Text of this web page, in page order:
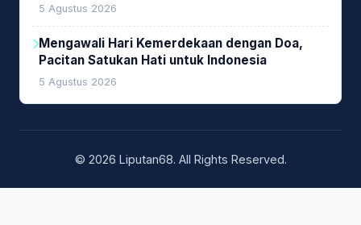
5 Agustus 2026
Mengawali Hari Kemerdekaan dengan Doa,
Pacitan Satukan Hati untuk Indonesia
5 Agustus 2026
© 2026 Liputan68. All Rights Reserved.